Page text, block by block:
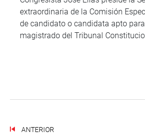
extraordinaria de la Comisión
de candidato o candidata apto
magistrado del Tribunal
ANTERIOR